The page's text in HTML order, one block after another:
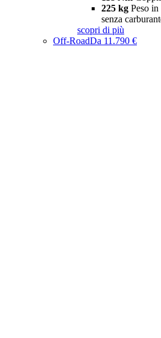
225 kg Peso
senza
scopri di più
Off-RoadDa 11.790 €